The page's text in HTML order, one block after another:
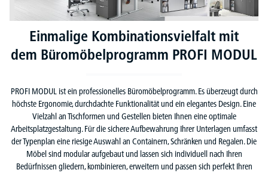
Einmalige Kombinationsvielfalt mit
dem Büromöbelprogramm PROFI MODUL
PROFI MODUL ist ein professionelles Büromöbelprogramm. Es überzeugt durch
höchste Ergonomie, durchdachte Funktionalität und ein elegantes Design. Eine
Vielzahl an Tischformen und Gestellen bieten Ihnen eine optimale
Arbeitsplatzgestaltung. Für die sichere Aufbewahrung Ihrer Unterlagen umfasst
der Typenplan eine riesige Auswahl an Containern, Schränken und Regalen. Die
Möbel sind modular aufgebaut und lassen sich individuell nach Ihren
Bedürfnissen gliedern, kombinieren, erweitern und passen sich perfekt Ihren